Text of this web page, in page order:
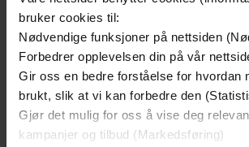
bruker cookies til:
Nødvendige funksjoner på nettsiden
Forbedrer opplevelsen din på vår
Gir oss en bedre forståelse for hvordan
brukt, slik at vi kan forbedre den
Gjør det mulig for oss å vise deg
kampanjer og tilbud (Markedsføring)
Forfattere Frode Eie Larsen
Forlag Liv forlag
Utgitt 14.12.2016
Lengde 383sider